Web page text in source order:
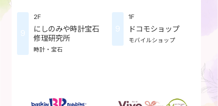
9
2F
にしのみや時計宝石
修理研究所
時計・宝石
9
1F
ドコモショップ
モバイルショップ